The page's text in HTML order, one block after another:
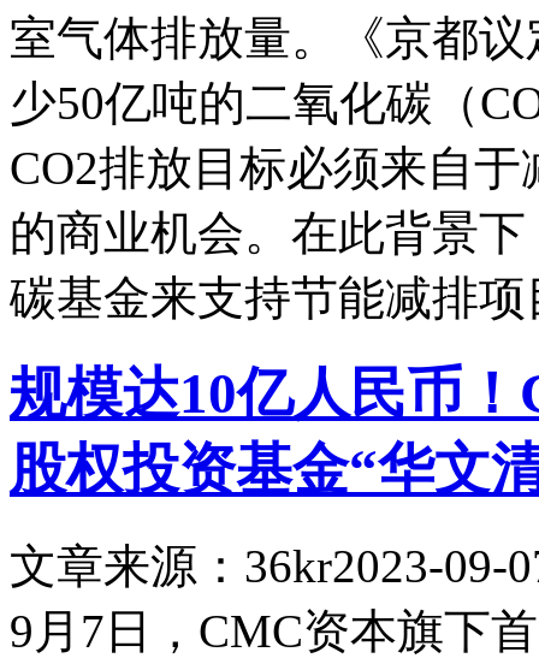
室气体排放量。《京都
少50亿吨的二氧化碳（
CO2排放目标必须来自
的商业机会。在此背景
碳基金来支持节能减排
规模达10亿人民币
股权投资基金“华文
文章来源：36kr2023-09-
9月7日，CMC资本旗下